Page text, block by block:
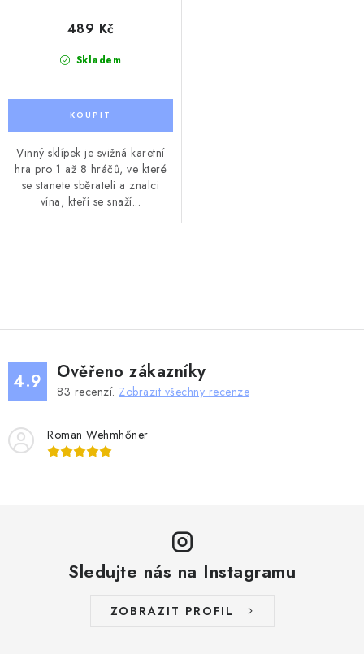
Skladem
489 Kč
Vinný sklípek je svižná karetní
hra pro 1 až 8 hráčů, ve které
se stanete sběrateli a znalci
vína, kteří se snaží...
á
d
a
c
p
4.9 Ověřeno zákazníky
83 recenzí. Zobrazit všechny recenze
Roman Wehmhőner
Sledujte nás na Instagramu
ZOBRAZIT PROFIL